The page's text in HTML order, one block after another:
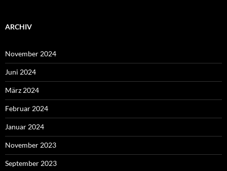
ARCHIV
November 2024
Juni 2024
März 2024
Februar 2024
Januar 2024
November 2023
September 2023